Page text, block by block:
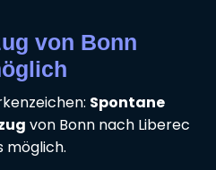
von Bonn
Spontane
von Bonn nach Liberec
möglich.